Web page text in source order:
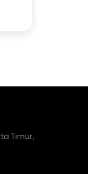
Timur,